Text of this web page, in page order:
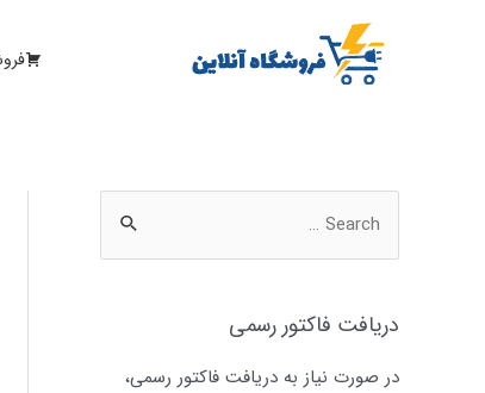
دریافت فاکتور رسمی
در صورت نیاز به دریافت فاکتور رسمی،